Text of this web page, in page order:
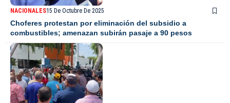
NACIONALES15 De Octubre De 2025
Choferes protestan por eliminación del subsidio a
combustibles; amenazan subirán pasaje a 90 pesos